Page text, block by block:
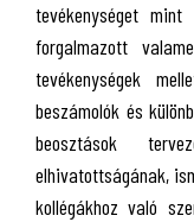
tevékenységet
forgalmazott
tevékenységek
beszámolók és
beosztások
elhivatottságának,
kollégákhoz való